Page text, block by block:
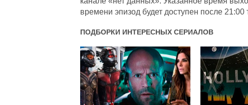
времени эпизод будет доступен после 21:00
ПОДБОРКИ ИНТЕРЕСНЫХ СЕРИАЛОВ